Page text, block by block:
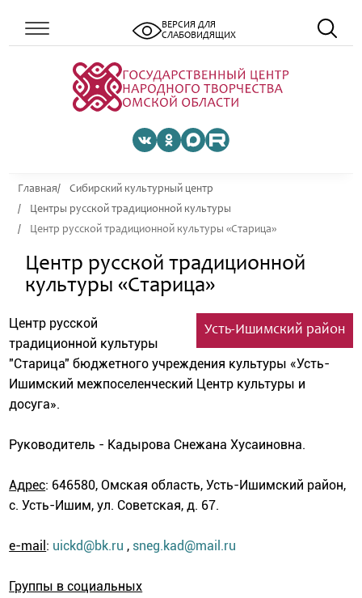
ВЕРСИЯ ДЛЯ
СЛАБОВИДЯЩИХ
Главная
Сибирский культурный центр
Центры русской традиционной культуры
Центр русской традиционной культуры «Старица»
Центр русской традиционной
культуры «Старица»
Усть-Ишимский район
Центр русской
традиционной культуры
"Старица" бюджетного учреждения культуры «Усть-
Ишимский межпоселенческий Центр культуры и
досуга».
Руководитель - Кадырова Снежана Хусаиновна.
Адрес: 646580, Омская область, Усть-Ишимский район,
с. Усть-Ишим, ул. Советская, д. 67.
e-mail : uickd@bk.ru , sneg.kad@mail.ru
Группы в социальных